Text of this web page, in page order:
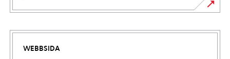
WEBBSIDA